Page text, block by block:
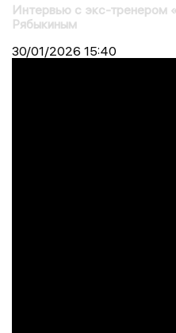
Интервью с экс-
Рябыкиным
30/01/2026 15:40